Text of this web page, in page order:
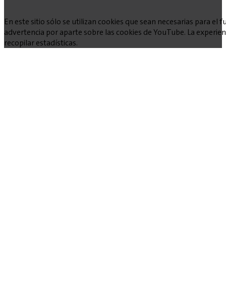
En este sitio sólo se utilizan cookies que sean necesarias para
advertencia por aparte sobre las cookies de YouTube. La
recopilar estadísticas.